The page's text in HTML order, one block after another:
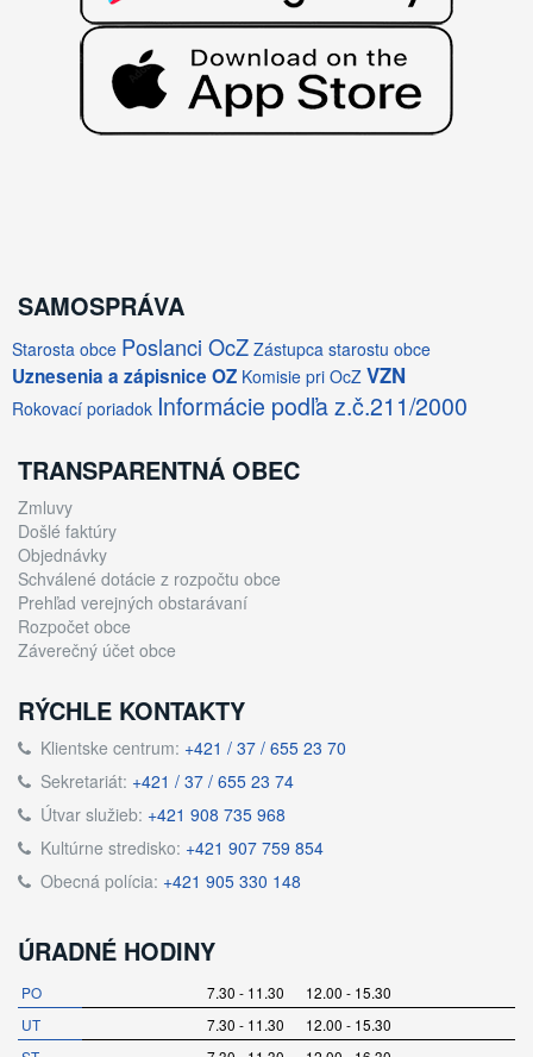
SAMOSPRÁVA
Starosta obce Poslanci OcZ Zástupca starostu obce
Uznesenia a zápisnice OZ Komisie pri OcZ VZN
Rokovací poriadok Informácie podľa z.č.211/2000
TRANSPARENTNÁ OBEC
Zmluvy
Došlé faktúry
Objednávky
Schválené dotácie z rozpočtu obce
Prehľad verejných obstarávaní
Rozpočet obce
Záverečný účet obce
RÝCHLE KONTAKTY
Klientske centrum: +421 / 37 / 655 23 70
Sekretariát: +421 / 37 / 655 23 74
Útvar služieb: +421 908 735 968
Kultúrne stredisko: +421 907 759 854
Obecná polícia: +421 905 330 148
ÚRADNÉ HODINY
PO
7.30 - 11.30 12.00 - 15.30
UT
7.30 - 11.30 12.00 - 15.30